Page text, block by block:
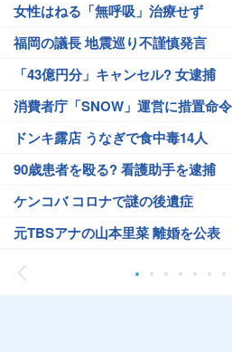
女性はねる「無呼吸」治療せず
福岡の議長 地震巡り不謹慎発言
「43億円分」キャンセル? 女逮捕
消費者庁「SNOW」運営に措置命令
ドンキ露店 うなぎで食中毒14人
90歳患者を殴る? 看護助手を逮捕
ケンコバ コロナで謎の後遺症
元TBSアナの山本里菜 離婚を公表